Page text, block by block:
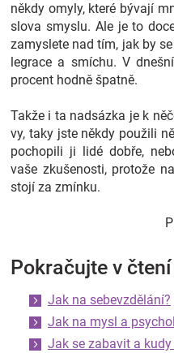
někdy omyly, které bývají
slova smyslu. Ale je to
zamyslete nad tím, jak by
legrace a smíchu. V
procent hodně špatně.
Takže i ta nadsázka je k
vy, taky jste někdy použili
pochopili ji lidé dobře,
vaše zkušenosti, protože
stojí za zmínku.
Pokračujte v
Jak na sebevzdělání?
Jak na mysl a
Jak se zabavit a kudy